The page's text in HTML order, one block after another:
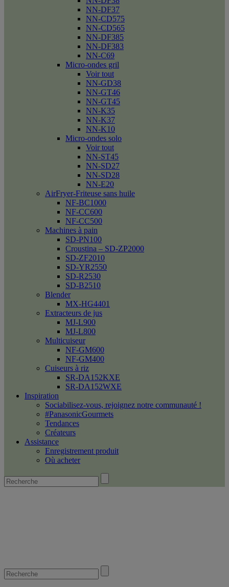
NN-DF37
NN-CD575
NN-CD565
NN-DF385
NN-DF383
NN-C69
Micro-ondes gril
Voir tout
NN-GD38
NN-GT46
NN-GT45
NN-K35
NN-K37
NN-K10
Micro-ondes solo
Voir tout
NN-ST45
NN-SD27
NN-SD28
NN-E20
AirFryer-Friteuse sans huile
NF-BC1000
NF-CC600
NF-CC500
Machines à pain
SD-PN100
Croustina – SD-ZP2000
SD-ZF2010
SD-YR2550
SD-R2530
SD-B2510
Blender
MX-HG4401
Extracteurs de jus
MJ-L900
MJ-L800
Multicuiseur
NF-GM600
NF-GM400
Cuiseurs à riz
SR-DA152KXE
SR-DA152WXE
Inspiration
Sociabilisez-vous, rejoignez notre communauté !
#PanasonicGourmets
Tendances
Créateurs
Assistance
Enregistrement produit
Où acheter